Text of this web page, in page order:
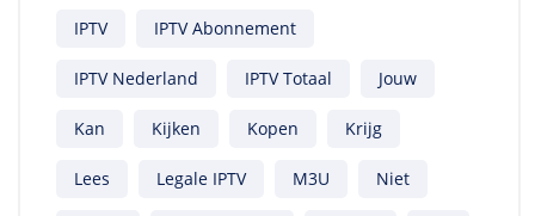
IPTV IPTV Abonnement
IPTV Nederland IPTV Totaal Jouw
Kan Kijken Kopen Krijg
Lees Legale IPTV M3U Niet